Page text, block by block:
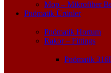
Mop – Mikrofiber
Pnömatik Ürünler
Pnömatik Hortum
Rakor – Fittings
Pnömatik